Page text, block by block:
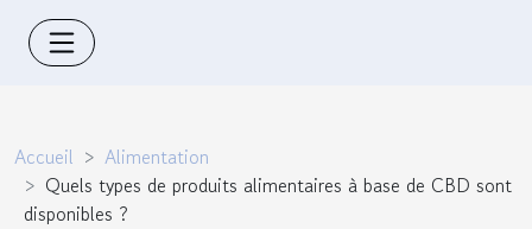
Accueil
Alimentation
Quels types de produits alimentaires à base de CBD sont
disponibles ?